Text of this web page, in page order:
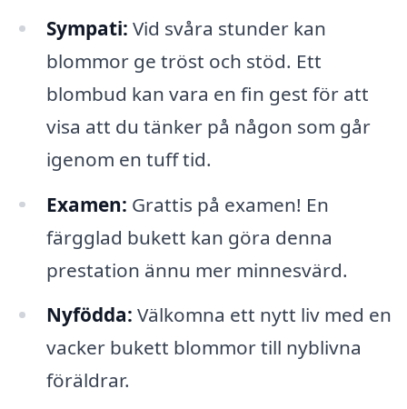
Sympati: Vid svåra stunder kan
blommor ge tröst och stöd. Ett
blombud kan vara en fin gest för att
visa att du tänker på någon som går
igenom en tuff tid.
Examen: Grattis på examen! En
färgglad bukett kan göra denna
prestation ännu mer minnesvärd.
Nyfödda: Välkomna ett nytt liv med en
vacker bukett blommor till nyblivna
föräldrar.